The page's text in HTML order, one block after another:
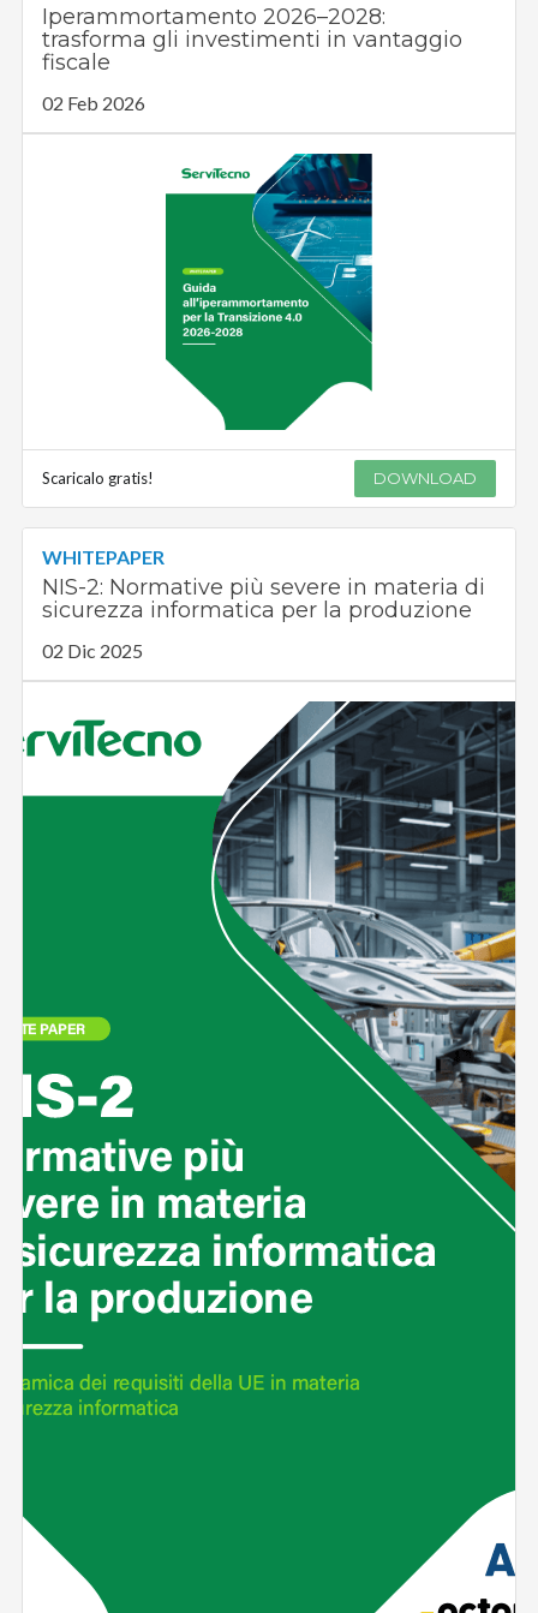
Iperammortamento 2026–2028:
trasforma gli investimenti in vantaggio
fiscale
02 Feb 2026
Scaricalo gratis! DOWNLOAD
WHITEPAPER
NIS-2: Normative più severe in materia di
sicurezza informatica per la produzione
02 Dic 2025